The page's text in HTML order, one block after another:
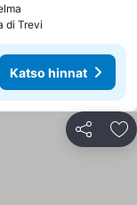
di Trevi
Katso hinnat
Jaa